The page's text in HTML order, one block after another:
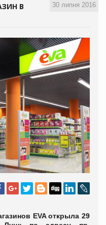
30 липня 2016
В
EVA открыла 29